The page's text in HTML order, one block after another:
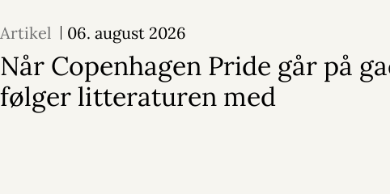
Artikel 06. august 2026
Når Copenhagen Pride går på
følger litteraturen med